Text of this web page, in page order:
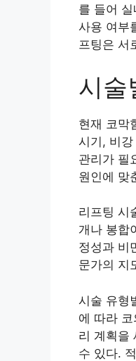
를 들어
사용 여부
프팅은 서
시술
현재 코막
시기, 비
관리가 필
원인에 맞
리프팅 시
개나 봉합
정성과 비
문가의 지
시술 유형
에 따라
리 계획을
수 있다.